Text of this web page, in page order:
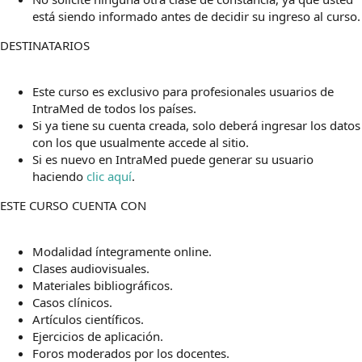
está siendo informado antes de decidir su ingreso al curso.
DESTINATARIOS
Este curso es exclusivo para profesionales usuarios de
IntraMed de todos los países.
Si ya tiene su cuenta creada, solo deberá ingresar los datos
con los que usualmente accede al sitio.
Si es nuevo en IntraMed puede generar su usuario
haciendo clic aquí.
ESTE CURSO CUENTA CON
Modalidad íntegramente online.
Clases audiovisuales.
Materiales bibliográficos.
Casos clínicos.
Artículos científicos.
Ejercicios de aplicación.
Foros moderados por los docentes.